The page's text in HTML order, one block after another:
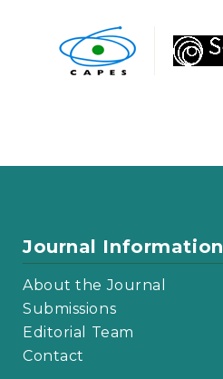
Journal Information
About the Journal
Submissions
Editorial Team
Contact